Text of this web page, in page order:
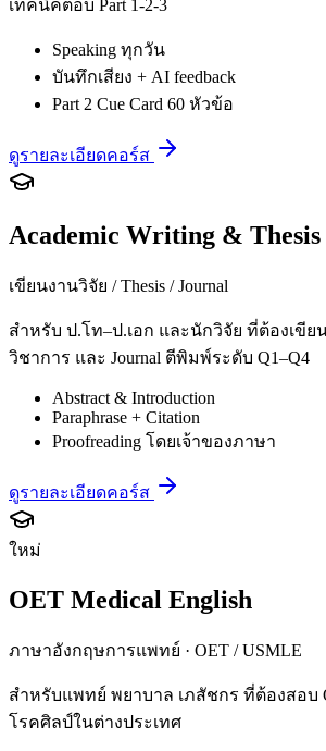
เทคนิคตอบ Part 1-2-3
Speaking ทุกวัน
บันทึกเสียง + AI feedback
Part 2 Cue Card 60 หัวข้อ
ดูรายละเอียดคอร์ส
Academic Writing & Thesis
เขียนงานวิจัย / Thesis / Journal
สำหรับ ป.โท–ป.เอก และนักวิจัย ที่ต้องเขี
วิชาการ และ Journal ตีพิมพ์ระดับ Q1–Q4
Abstract & Introduction
Paraphrase + Citation
Proofreading โดยเจ้าของภาษา
ดูรายละเอียดคอร์ส
ใหม่
OET Medical English
ภาษาอังกฤษการแพทย์ · OET / USMLE
สำหรับแพทย์ พยาบาล เภสัชกร ที่ต้องสอบ
โรคศิลป์ในต่างประเทศ